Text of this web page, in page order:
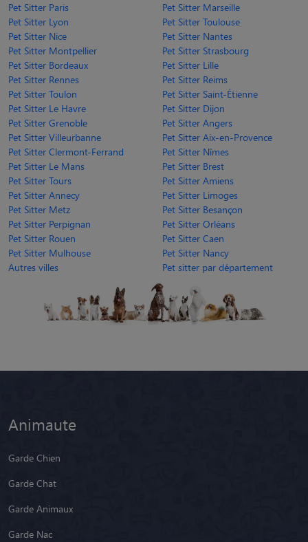
Pet Sitter Paris
Pet Sitter Marseille
Pet Sitter Lyon
Pet Sitter Toulouse
Pet Sitter Nice
Pet Sitter Nantes
Pet Sitter Montpellier
Pet Sitter Strasbourg
Pet Sitter Bordeaux
Pet Sitter Lille
Pet Sitter Rennes
Pet Sitter Reims
Pet Sitter Toulon
Pet Sitter Saint-Étienne
Pet Sitter Le Havre
Pet Sitter Dijon
Pet Sitter Grenoble
Pet Sitter Angers
Pet Sitter Villeurbanne
Pet Sitter Aix-en-Provence
Pet Sitter Clermont-Ferrand
Pet Sitter Nîmes
Pet Sitter Le Mans
Pet Sitter Brest
Pet Sitter Tours
Pet Sitter Amiens
Pet Sitter Annecy
Pet Sitter Limoges
Pet Sitter Metz
Pet Sitter Besançon
Pet Sitter Perpignan
Pet Sitter Orléans
Pet Sitter Rouen
Pet Sitter Caen
Pet Sitter Mulhouse
Pet Sitter Nancy
Autres villes
Pet sitter par département
Animaute
Garde Chien
Garde Chat
Garde Animaux
Garde Nac